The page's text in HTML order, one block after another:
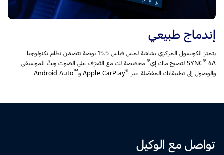
إندماج طبيعي
يتميّز الكونسول المركزي بشاشة لمس قياس 15.5 بوصة تتضمّن نظام تكنولوجيا
SYNC® 4A لتصبح ماك إي ® مخصّصة لك مع التّعرّف على الصّوت وبثّ الموسيقى
والوصول إلى تطبيقاتك المفضّلة عبر ®Apple CarPlay و ™
Android Auto.
تواصل مع الوكيل